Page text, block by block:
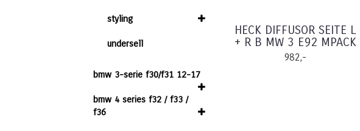
styling
undersell
bmw 3-serie f30/f31 12-17
bmw 4 series f32 / f33 /
f36
HECK DIFFUSOR SEITE L
+ R B MW 3 E92 MPACK
982,-